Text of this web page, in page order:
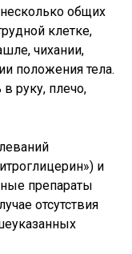
общих
клетке,
чихании,
положения тела.
руку, плечо,
и
препараты
отсутствия